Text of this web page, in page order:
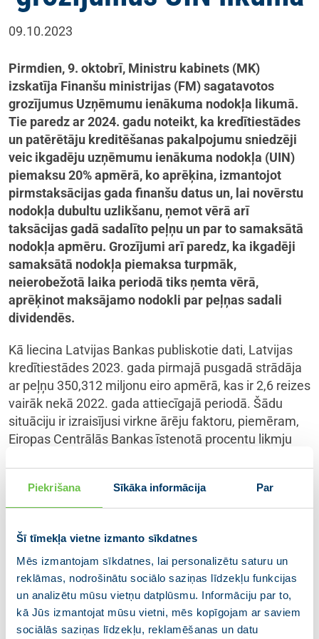
Piekrišana Sīkāka informācija Par
Šī tīmekļa vietne izmanto sīkdatnes
Mēs izmantojam sīkdatnes, lai personalizētu saturu un
reklāmas, nodrošinātu sociālo saziņas līdzekļu funkcijas
un analizētu mūsu vietņu datplūsmu. Informāciju par to,
kā Jūs izmantojat mūsu vietni, mēs kopīgojam ar saviem
sociālās saziņas līdzekļu, reklamēšanas un datu
09.10.2023
Pirmdien, 9. oktobrī, Ministru kabinets (MK)
izskatīja Finanšu ministrijas (FM) sagatavotos
grozījumus Uzņēmumu ienākuma nodokļa likumā.
Tie paredz ar 2024. gadu noteikt, ka kredītiestādes
un patērētāju kreditēšanas pakalpojumu sniedzēji
veic ikgadēju uzņēmumu ienākuma nodokļa (UIN)
piemaksu 20% apmērā, ko aprēķina, izmantojot
pirmstaksācijas gada finanšu datus un, lai novērstu
nodokļa dubultu uzlikšanu, ņemot vērā arī
taksācijas gadā sadalīto peļņu un par to samaksātā
nodokļa apmēru. Grozījumi arī paredz, ka ikgadēji
samaksātā nodokļa piemaksa turpmāk,
neierobežotā laika periodā tiks ņemta vērā,
aprēķinot maksājamo nodokli par peļņas sadali
dividendēs.
Kā liecina Latvijas Bankas publiskotie dati, Latvijas
kredītiestādes 2023. gada pirmajā pusgadā strādāja
ar peļņu 350,312 miljonu eiro apmērā, kas ir 2,6 reizes
vairāk nekā 2022. gada attiecīgajā periodā. Šādu
situāciju ir izraisījusi virkne ārēju faktoru, piemēram,
Eiropas Centrālās Bankas īstenotā procentu likmju
Patērētāju tiesību aizsardzības centra publiskotais
pārskats par patērētāju (nebanku) kreditēšanas
tirgus darbību 2022. gadā, arī patērētāju kreditēšanas
pakalpojumu sniedzēji, līdzīgi kā kredītiestādes, gūst
ievērojamu peļņu no augstajiem procentiem par
izsniegtajiem kredītiem.
Ņemot vērā augsto tirgus koncentrāciju kreditēšanas
sektorā, kas sadārdzina un ierobežo pakalpojumu